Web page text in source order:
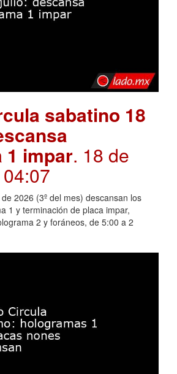
sabatino 18
1 impar. 18 de
2026 (3º del mes) descansan los
1 y terminación de placa impar,
2 y foráneos, de 5:00 a 2